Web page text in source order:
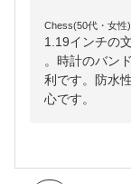
Chess(50代・女性)
1.19インチの
。時計のバン
利です。防水
心です。